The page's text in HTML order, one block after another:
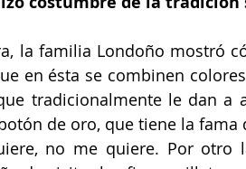
la familia Londoño mostró
en ésta se combinen
tradicionalmente le dan a
de oro, que tiene la
no me quiere. Por otro